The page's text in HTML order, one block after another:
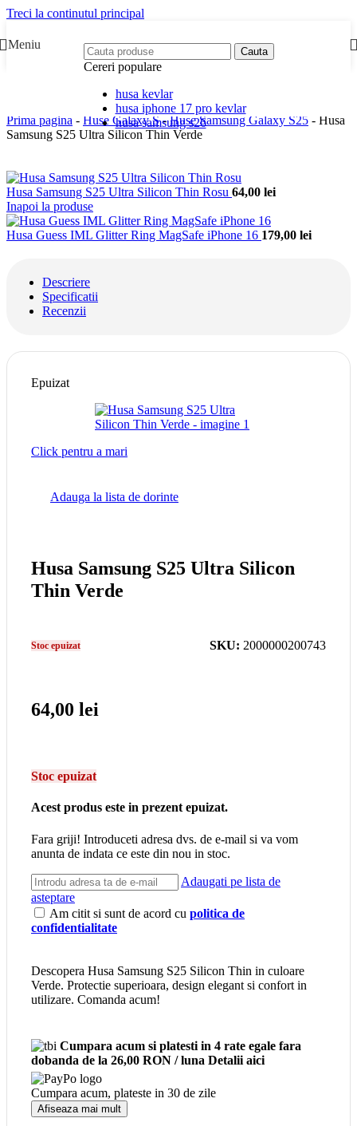
Treci la continutul principal
Meniu Cauta
Cereri populare
husa kevlar
husa iphone 17 pro kevlar
husa samsung s26
Prima pagina - Huse Galaxy S-Huse Samsung Galaxy S25 - Husa
Samsung S25 Ultra Silicon Thin Verde
Husa Samsung S25 Ultra Silicon Thin Rosu 64,00 lei
Inapoi la produse
Husa Guess IML Glitter Ring MagSafe iPhone 16 179,00 lei
Descriere
Specificatii
Recenzii
Epuizat
Click pentru a mari
Adauga la lista de dorinte
Husa Samsung S25 Ultra Silicon
Thin Verde
Stoc epuizat SKU: 2000000200743
64,00 lei
Stoc epuizat
Acest produs este in prezent epuizat.
Fara griji! Introduceti adresa dvs. de e-mail si va vom
anunta de indata ce este din nou in stoc.
Adaugati pe lista de
asteptare
Am citit si sunt de acord cu politica de
confidentialitate
Descopera Husa Samsung S25 Silicon Thin in culoare
Verde. Protectie superioara, design elegant si confort in
utilizare. Comanda acum!
Cumpara acum si platesti in 4 rate egale fara
dobanda de la 26,00 RON / luna Detalii aici
Cumpara acum, plateste in 30 de zile
Afiseaza mai mult